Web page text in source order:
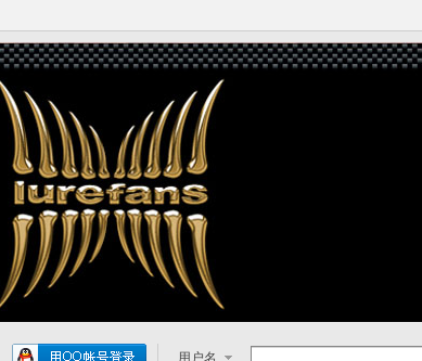
用户名